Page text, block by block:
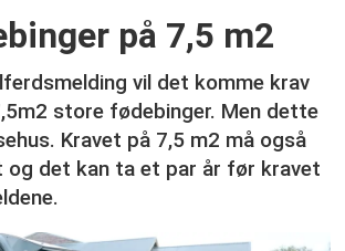
på 7,5 m2
vil det komme krav
store fødebinger. Men dette
Kravet på 7,5 m2 må også
og det kan ta et par år før kravet